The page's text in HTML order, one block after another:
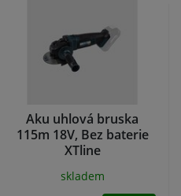
Aku uhlová bruska
115m 18V, Bez baterie
XTline
skladem